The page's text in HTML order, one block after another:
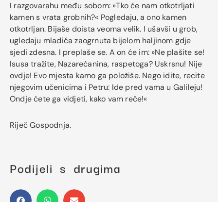
I razgovarahu među sobom: »Tko će nam otkotrljati
kamen s vrata grobnih?« Pogledaju, a ono kamen
otkotrljan. Bijaše doista veoma velik. I ušavši u grob,
ugledaju mladića zaogrnuta bijelom haljinom gdje
sjedi zdesna. I preplaše se. A on će im: »Ne plašite se!
Isusa tražite, Nazarećanina, raspetoga? Uskrsnu! Nije
ovdje! Evo mjesta kamo ga položiše. Nego idite, recite
njegovim učenicima i Petru: Ide pred vama u Galileju!
Ondje ćete ga vidjeti, kako vam reče!«
Riječ Gospodnja.
Podijeli s drugima